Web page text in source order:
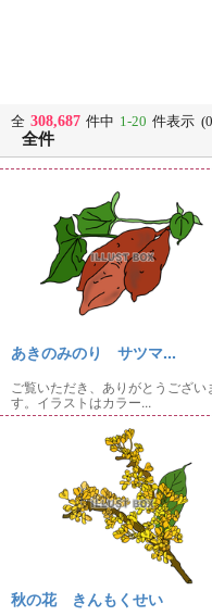
全 308,687 件中 1-20 件表示
全件
あきのみのり サツマ...
ご覧いただき、ありがとうござい
す。イラストはカラー...
秋の花 きんもくせい